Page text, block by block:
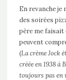
En revanche
des soirées
père me faisait
peuvent
(La crème Jock
créée en 1938 à
toujours pas en